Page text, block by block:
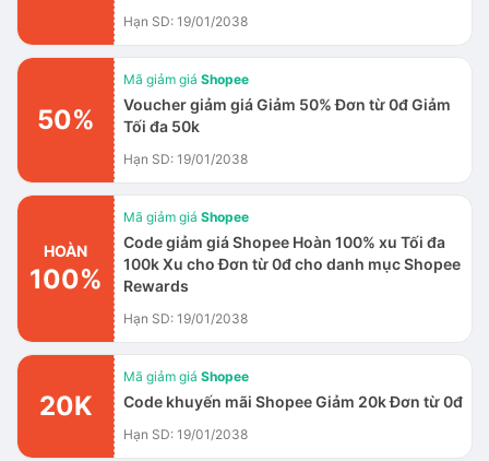
Hạn SD: 19/01/2038
50%
Mã giảm giá Shopee
Voucher giảm giá Giảm 50% Đơn từ 0đ Giảm
Tối đa 50k
Hạn SD: 19/01/2038
HOÀN
100%
Mã giảm giá Shopee
Code giảm giá Shopee Hoàn 100% xu Tối đa
100k Xu cho Đơn từ 0đ cho danh mục Shopee
Rewards
Hạn SD: 19/01/2038
20K
Mã giảm giá Shopee
Code khuyến mãi Shopee Giảm 20k Đơn từ 0đ
Hạn SD: 19/01/2038